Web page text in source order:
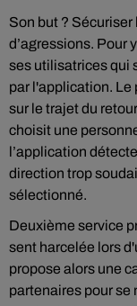
Son but ?
d’agressions. Pour
ses utilisatrices qui
par l'application. Le
sur le trajet du
choisit une
l’application
direction trop
sélectionné.
Deuxième service
sent harcelée lors
propose alors une
partenaires pour se